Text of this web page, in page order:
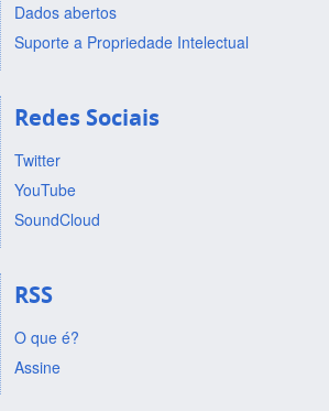
Dados abertos
Suporte a Propriedade Intelectual
Redes Sociais
Twitter
YouTube
SoundCloud
RSS
O que é?
Assine